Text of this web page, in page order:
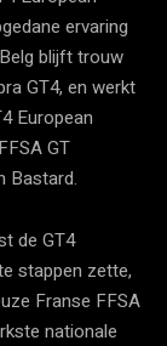
ervaring
blijft trouw
GT4, en werkt
European
GT
Bastard.
de GT4
stappen zette,
Franse FFSA
nationale